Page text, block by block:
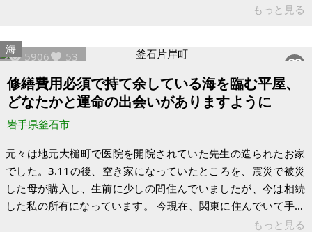
要】※古屋付土地 場所：岩手県北上市村崎野 土地：69.3㎡ 建
昭和51年築/木造1階居間と台所・2階和室2部屋 ※現状有姿、お
よび公簿売買でのお取引きとなります。 ※問い合わせ多数ある
いは取引条件等により、上記と実際の取引価格とが異なる価格
にて商談合意される場合もあります。 ※物件を安く購入
もっと見る
5906 53
海
修繕費用必須で持て余している海を臨む平屋、
どなたかと運命の出会いがありますように
岩手県釜石市
元々は地元大槌町で医院を開院されていた先生の造られたお家
でした。3.11の後、空き家になっていたところを、震災で被災
した母が購入し、生前に少しの間住んでいましたが、今は相続
した私の所有になっています。 今現在、関東に住んでいて手入
れができず、雨漏り箇所などの手直しにもお金が必要となるの
もっと見る